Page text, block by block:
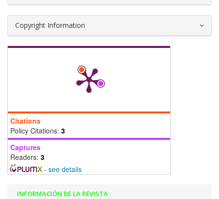
Copyright Information
Citations
Policy Citations: 3
Captures
Readers: 3
- see details
INFORMACIÓN DE LA REVISTA